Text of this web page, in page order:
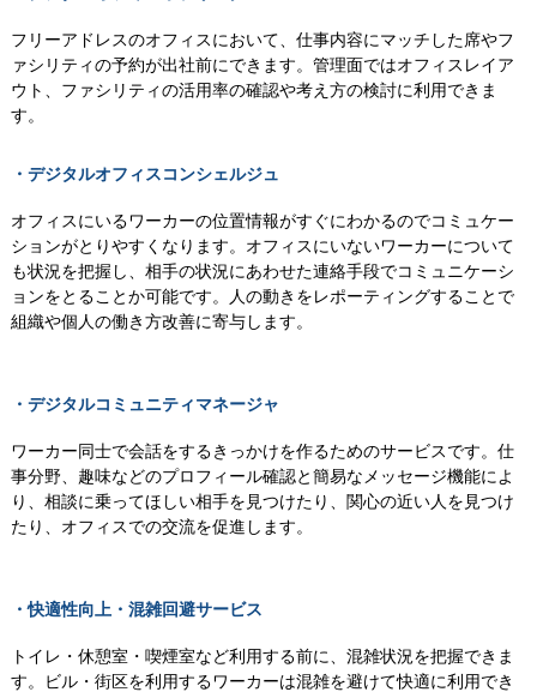
フリーアドレスのオフィスにおいて、仕事内容にマッチした席やフ
ァシリティの予約が出社前にできます。管理面ではオフィスレイア
ウト、ファシリティの活用率の確認や考え方の検討に利用できま
す。
・デジタルオフィスコンシェルジュ
オフィスにいるワーカーの位置情報がすぐにわかるのでコミュケー
ションがとりやすくなります。オフィスにいないワーカーについて
も状況を把握し、相手の状況にあわせた連絡手段でコミュニケーシ
ョンをとることか可能です。人の動きをレポーティングすることで
組織や個人の働き方改善に寄与します。
・デジタルコミュニティマネージャ
ワーカー同士で会話をするきっかけを作るためのサービスです。仕
事分野、趣味などのプロフィール確認と簡易なメッセージ機能によ
り、相談に乗ってほしい相手を見つけたり、関心の近い人を見つけ
たり、オフィスでの交流を促進します。
・快適性向上・混雑回避サービス
トイレ・休憩室・喫煙室など利用する前に、混雑状況を把握できま
す。ビル・街区を利用するワーカーは混雑を避けて快適に利用でき